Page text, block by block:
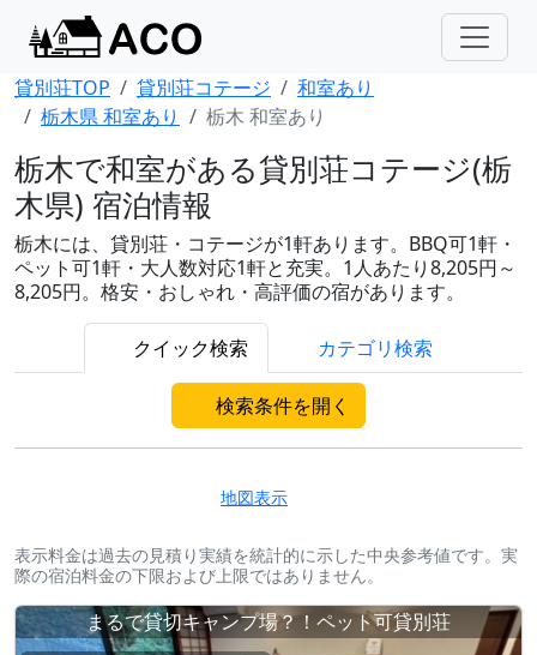
貸別荘TOP 貸別荘コテージ
和室あり
栃木県 和室あり
栃木 和室あり
栃木で和室がある貸別荘コテージ(栃
木県) 宿泊情報
栃木には、貸別荘・コテージが1軒あります。BBQ可1軒・
ペット可1軒・大人数対応1軒と充実。1人あたり8,205円～
8,205円。格安・おしゃれ・高評価の宿があります。
クイック検索 カテゴリ検索
検索条件を開く
地図表示
表示料金は過去の見積り実績を統計的に示した中央参考値です。実
際の宿泊料金の下限および上限ではありません。
まるで貸切キャンプ場？！ペット可貸別荘